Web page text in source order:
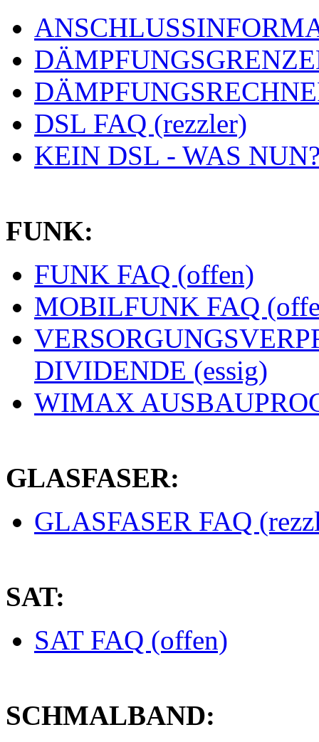
DSL FAQ (rezzler)
KEIN DSL - WAS
FUNK:
FUNK FAQ (offen)
MOBILFUNK FAQ
DIVIDENDE (essig)
WIMAX
GLASFASER:
GLASFASER FAQ
SAT:
SAT FAQ (offen)
SCHMALBAND: